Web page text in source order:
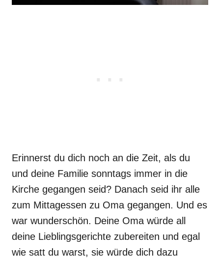
Erinnerst du dich noch an die Zeit, als du
und deine Familie sonntags immer in die
Kirche gegangen seid? Danach seid ihr alle
zum Mittagessen zu Oma gegangen. Und es
war wunderschön. Deine Oma würde all
deine Lieblingsgerichte zubereiten und egal
wie satt du warst, sie würde dich dazu